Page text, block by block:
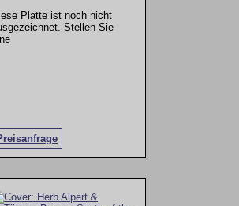
Platte ist noch nicht
Stellen Sie